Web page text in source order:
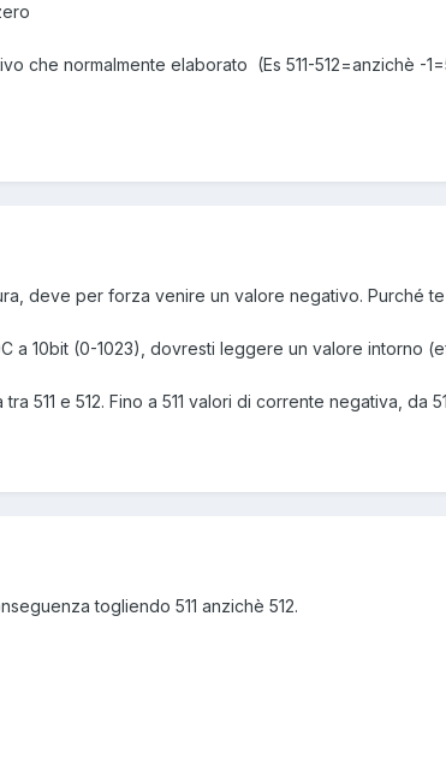
che normalmente elaborato (Es 511-512=anzichè -
deve per forza venire un valore negativo. Purché
a 10bit (0-1023), dovresti leggere un valore intorno
511 e 512. Fino a 511 valori di corrente negativa, da
togliendo 511 anzichè 512.